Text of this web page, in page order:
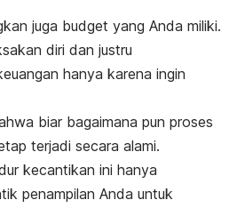
juga budget yang Anda miliki.
diri dan justru
hanya karena ingin
biar bagaimana pun proses
terjadi secara alami.
kecantikan ini hanya
penampilan Anda untuk